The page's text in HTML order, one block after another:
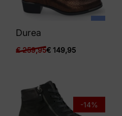
Durea
€259,95€ 149,95
-14%